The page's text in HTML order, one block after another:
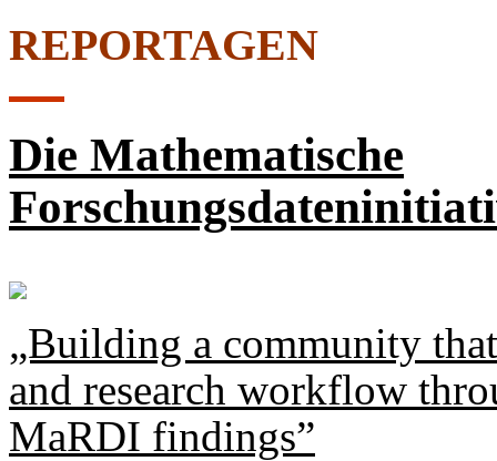
REPORTAGEN
Die Mathematische
„Building a community
and research workflow
MaRDI findings”